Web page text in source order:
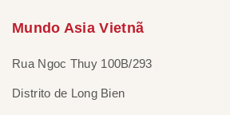
Mundo Asia Vietnã
Rua Ngoc Thuy 100B/293
Distrito de Long Bien